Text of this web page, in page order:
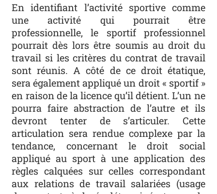
En identifiant l’activité sportive comme
une activité qui pourrait être
professionnelle, le sportif professionnel
pourrait dès lors être soumis au droit du
travail si les critères du contrat de travail
sont réunis. A côté de ce droit étatique,
sera également appliqué un droit « sportif »
en raison de la licence qu’il détient. L’un ne
pourra faire abstraction de l’autre et ils
devront tenter de s’articuler. Cette
articulation sera rendue complexe par la
tendance, concernant le droit social
appliqué au sport à une application des
règles calquées sur celles correspondant
aux relations de travail salariées (usage